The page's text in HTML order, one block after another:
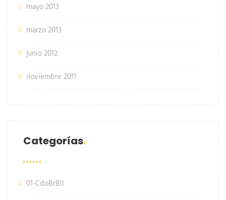
mayo 2013
marzo 2013
junio 2012
noviembre 2011
Categorías
01-CdoBrBlI